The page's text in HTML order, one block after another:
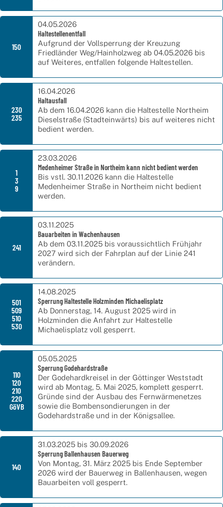
150
04.05.2026
Haltestellenentfall
Aufgrund der Vollsperrung der Kreuzung
Friedländer Weg/Hainholzweg ab 04.05.2026 bis
auf Weiteres, entfallen folgende Haltestellen.
230
235
16.04.2026
Haltausfall
Ab dem 16.04.2026 kann die Haltestelle Northeim
Dieselstraße (Stadteinwärts) bis auf weiteres nicht
bedient werden.
1
3
9
23.03.2026
Medenheimer Straße in Northeim kann nicht bedient werden
Bis vstl. 30.11.2026 kann die Haltestelle
Medenheimer Straße in Northeim nicht bedient
werden.
241
03.11.2025
Bauarbeiten in Wachenhausen
Ab dem 03.11.2025 bis voraussichtlich Frühjahr
2027 wird sich der Fahrplan auf der Linie 241
verändern.
501
509
510
530
14.08.2025
Sperrung Haltestelle Holzminden Michaelisplatz
Ab Donnerstag, 14. August 2025 wird in
Holzminden die Anfahrt zur Haltestelle
Michaelisplatz voll gesperrt.
110
120
210
220
GöVB
05.05.2025
Sperrung Godehardstraße
Der Godehardkreisel in der Göttinger Weststadt
wird ab Montag, 5. Mai 2025, komplett gesperrt.
Gründe sind der Ausbau des Fernwärmenetzes
sowie die Bombensondierungen in der
Godehardstraße und in der Königsallee.
140
31.03.2025 bis 30.09.2026
Sperrung Ballenhausen Bauerweg
Von Montag, 31. März 2025 bis Ende September
2026 wird der Bauerweg in Ballenhausen, wegen
Bauarbeiten voll gesperrt.